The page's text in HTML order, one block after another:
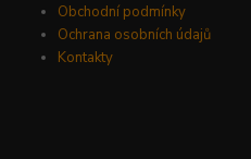
Obchodní podmínky
Ochrana osobních údajů
Kontakty